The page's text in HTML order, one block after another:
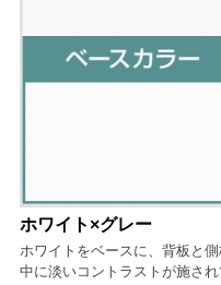
ホワイト×グレー
ホワイトをベースに、背板と
中に淡いコントラストが施され